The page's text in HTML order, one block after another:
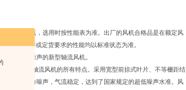
性能工况点，选用时按性能表为准。出厂的风机合格品是在额定风
论技术文件或定货要求的性能均以标准状态为准。
能、超低噪声的新型轴流风机。
T40系列轴流风机的所有特点。采用宽型前掠式叶片、不等栅距结
的空气动力噪声，气流稳定，达到了国家规定的超低噪声水准。风